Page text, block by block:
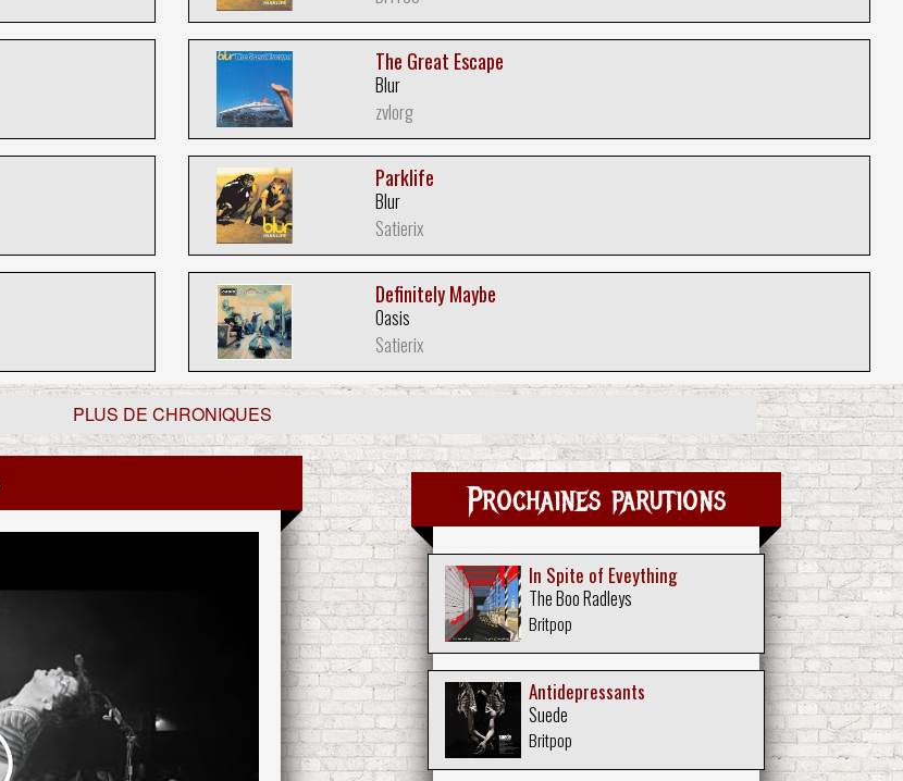
The Great Escape
Blur
zvlorg
Parklife
Blur
Satierix
Definitely Maybe
Oasis
Satierix
PLUS DE CHRONIQUES
Prochaines parutions
In Spite of Eveything
The Boo Radleys
Britpop
Antidepressants
Suede
Britpop